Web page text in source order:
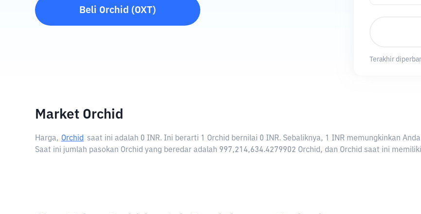
Beli Orchid (OXT)
Terakhir
Market Orchid
Harga, Orchid saat ini adalah 0 INR. Ini berarti 1 Orchid bernilai 0 INR. Sebaliknya, 1 INR memungkinkan
Saat ini jumlah pasokan Orchid yang beredar adalah 997,214,634.4279902 Orchid, dan Orchid saat ini